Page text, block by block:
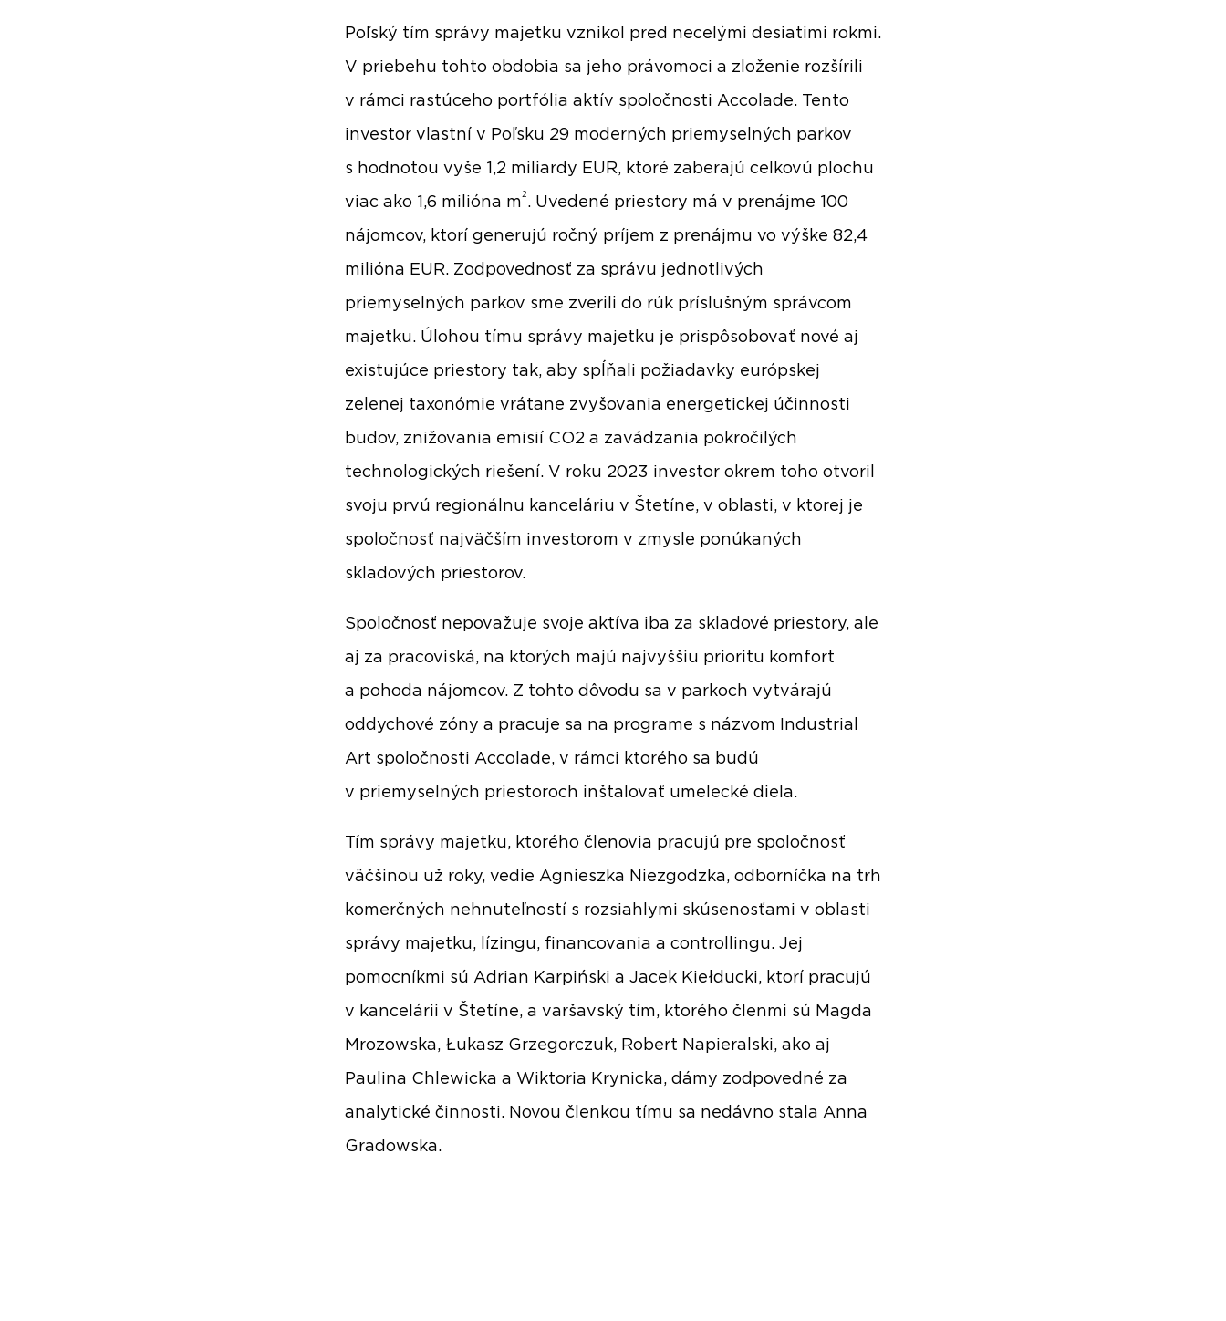
Poľský tím správy majetku vznikol pred necelými desiatimi rokmi.
V priebehu tohto obdobia sa jeho právomoci a zloženie rozšírili
v rámci rastúceho portfólia aktív spoločnosti Accolade. Tento
investor vlastní v Poľsku 29 moderných priemyselných parkov
s hodnotou vyše 1,2 miliardy EUR, ktoré zaberajú celkovú plochu
viac ako 1,6 milióna m 2 . Uvedené priestory má v prenájme 100
nájomcov, ktorí generujú ročný príjem z prenájmu vo výške 82,4
milióna EUR. Zodpovednosť za správu jednotlivých
priemyselných parkov sme zverili do rúk príslušným správcom
majetku. Úlohou tímu správy majetku je prispôsobovať nové aj
existujúce priestory tak, aby spĺňali požiadavky európskej
zelenej taxonómie vrátane zvyšovania energetickej účinnosti
budov, znižovania emisií CO2 a zavádzania pokročilých
technologických riešení. V roku 2023 investor okrem toho otvoril
svoju prvú regionálnu kanceláriu v Štetíne, v oblasti, v ktorej je
spoločnosť najväčším investorom v zmysle ponúkaných
skladových priestorov.
Spoločnosť nepovažuje svoje aktíva iba za skladové priestory, ale
aj za pracoviská, na ktorých majú najvyššiu prioritu komfort
a pohoda nájomcov. Z tohto dôvodu sa v parkoch vytvárajú
oddychové zóny a pracuje sa na programe s názvom Industrial
Art spoločnosti Accolade, v rámci ktorého sa budú
v priemyselných priestoroch inštalovať umelecké diela.
Tím správy majetku, ktorého členovia pracujú pre spoločnosť
väčšinou už roky, vedie Agnieszka Niezgodzka, odborníčka na trh
komerčných nehnuteľností s rozsiahlymi skúsenosťami v oblasti
správy majetku, lízingu, financovania a controllingu. Jej
pomocníkmi sú Adrian Karpiński a Jacek Kiełducki, ktorí pracujú
v kancelárii v Štetíne, a varšavský tím, ktorého členmi sú Magda
Mrozowska, Łukasz Grzegorczuk, Robert Napieralski, ako aj
Paulina Chlewicka a Wiktoria Krynicka, dámy zodpovedné za
analytické činnosti. Novou členkou tímu sa nedávno stala Anna
Gradowska.